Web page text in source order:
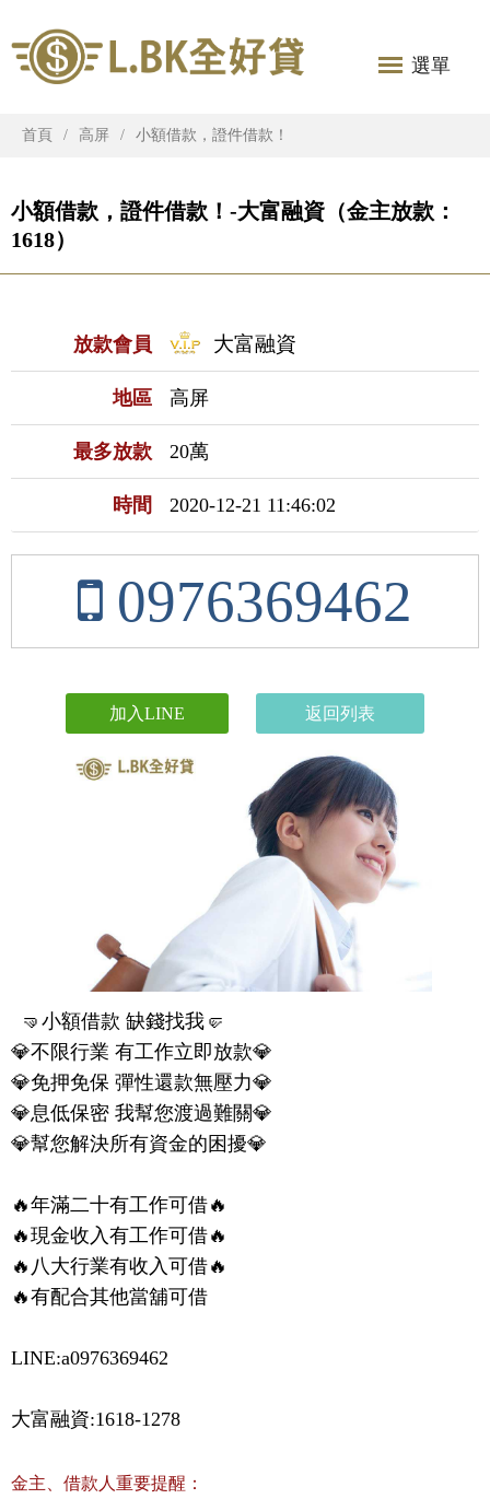
選單
首頁 高屏 小額借款，證件借款！
小額借款，證件借款！-大富融資（金主放款：
1618）
放款會員 大富融資
地區 高屏
最多放款 20萬
時間 2020-12-21 11:46:02
0976369462
加入LINE 返回列表
💎不限行業 有工作立即放款💎
💎免押免保 彈性還款無壓力💎
💎息低保密 我幫您渡過難關💎
💎幫您解決所有資金的困擾💎
🔥年滿二十有工作可借🔥
🔥現金收入有工作可借🔥
🔥八大行業有收入可借🔥
🔥有配合其他當舖可借
LINE:a0976369462
大富融資:1618-1278
金主、借款人重要提醒：